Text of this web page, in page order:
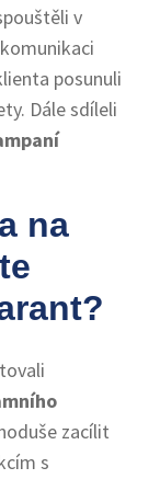
v
posunuli
Dále sdíleli
na
zacílit
s